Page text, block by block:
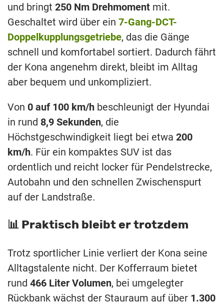
und bringt 250 Nm Drehmoment mit.
Geschaltet wird über ein 7-Gang-DCT-
Doppelkupplungsgetriebe, das die Gänge
schnell und komfortabel sortiert. Dadurch fährt
der Kona angenehm direkt, bleibt im Alltag
aber bequem und unkompliziert.
Von 0 auf 100 km/h beschleunigt der Hyundai
in rund 8,9 Sekunden, die
Höchstgeschwindigkeit liegt bei etwa 200
km/h. Für ein kompaktes SUV ist das
ordentlich und reicht locker für Pendelstrecke,
Autobahn und den schnellen Zwischenspurt
auf der Landstraße.
📊 Praktisch bleibt er trotzdem
Trotz sportlicher Linie verliert der Kona seine
Alltagstalente nicht. Der Kofferraum bietet
rund 466 Liter Volumen, bei umgelegter
Rückbank wächst der Stauraum auf über 1.300